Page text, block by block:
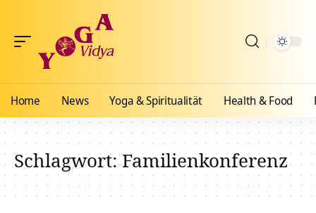
Home News Yoga & Spiritualität Health & Food
Schlagwort:Familienkonferenz